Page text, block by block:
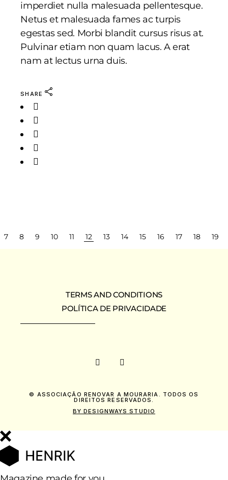
imperdiet nulla malesuada pellentesque.
Netus et malesuada fames ac turpis
egestas sed. Morbi blandit cursus risus at.
Pulvinar etiam non quam lacus. A erat
nam at lectus urna duis.
SHARE
POSTS
PAGINATION
7 8 9 10 11 12 13 14 15 16 17 18 19
TERMS AND CONDITIONS
POLÍTICA DE PRIVACIDADE
© ASSOCIAÇÃO RENOVAR A MOURARIA. TODOS OS
DIREITOS RESERVADOS.
BY DESIGNWAYS STUDIO